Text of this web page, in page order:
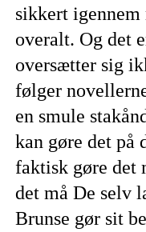
sikkert igennem
overalt. Og det
oversætter sig
følger
en smule
kan gøre det på
faktisk gøre det
det må De selv
Brunse gør sit